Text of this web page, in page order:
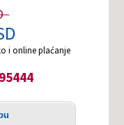
i online plaćanje